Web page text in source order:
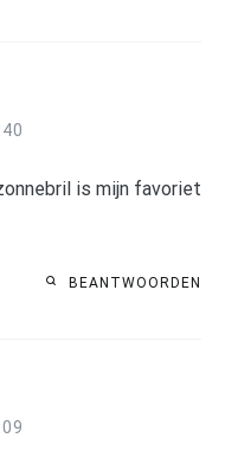
is mijn favoriet
BEANTWOORDEN